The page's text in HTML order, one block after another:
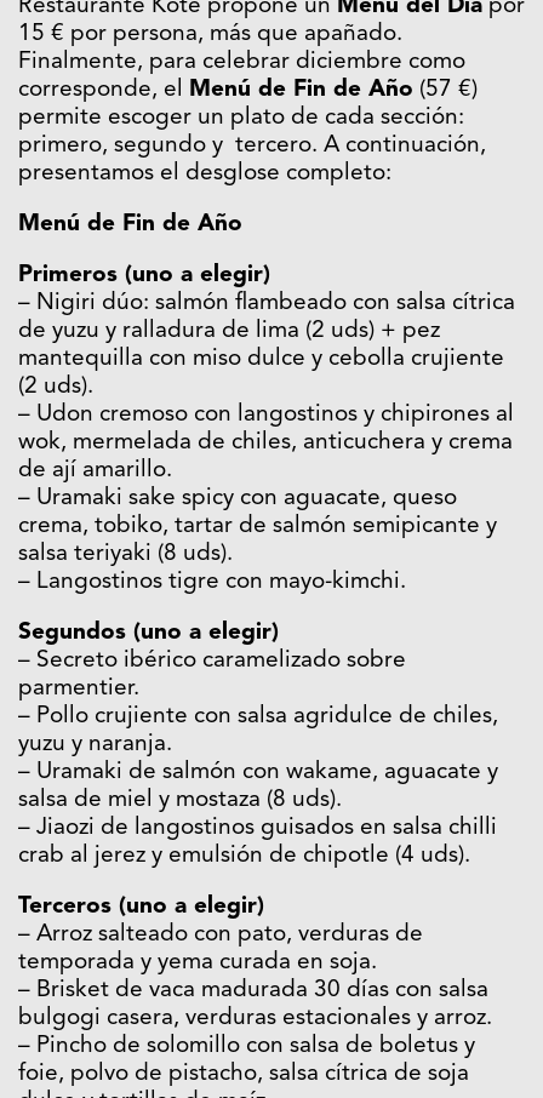
Restaurante Kote propone un Menú del Día por
15 € por persona, más que apañado.
Finalmente, para celebrar diciembre como
corresponde, el Menú de Fin de Año (57 €)
permite escoger un plato de cada sección:
primero, segundo y tercero. A continuación,
presentamos el desglose completo:
Menú de Fin de Año
Primeros (uno a elegir)
– Nigiri dúo: salmón flambeado con salsa cítrica
de yuzu y ralladura de lima (2 uds) + pez
mantequilla con miso dulce y cebolla crujiente
(2 uds).
– Udon cremoso con langostinos y chipirones al
wok, mermelada de chiles, anticuchera y crema
de ají amarillo.
– Uramaki sake spicy con aguacate, queso
crema, tobiko, tartar de salmón semipicante y
salsa teriyaki (8 uds).
– Langostinos tigre con mayo-kimchi.
Segundos (uno a elegir)
– Secreto ibérico caramelizado sobre
parmentier.
– Pollo crujiente con salsa agridulce de chiles,
yuzu y naranja.
– Uramaki de salmón con wakame, aguacate y
salsa de miel y mostaza (8 uds).
– Jiaozi de langostinos guisados en salsa chilli
crab al jerez y emulsión de chipotle (4 uds).
Terceros (uno a elegir)
– Arroz salteado con pato, verduras de
temporada y yema curada en soja.
– Brisket de vaca madurada 30 días con salsa
bulgogi casera, verduras estacionales y arroz.
– Pincho de solomillo con salsa de boletus y
foie, polvo de pistacho, salsa cítrica de soja